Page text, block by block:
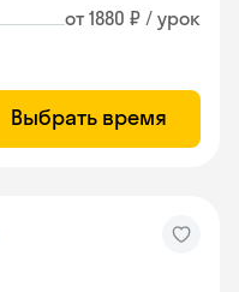
от 1880 ₽ / урок
Выбрать время